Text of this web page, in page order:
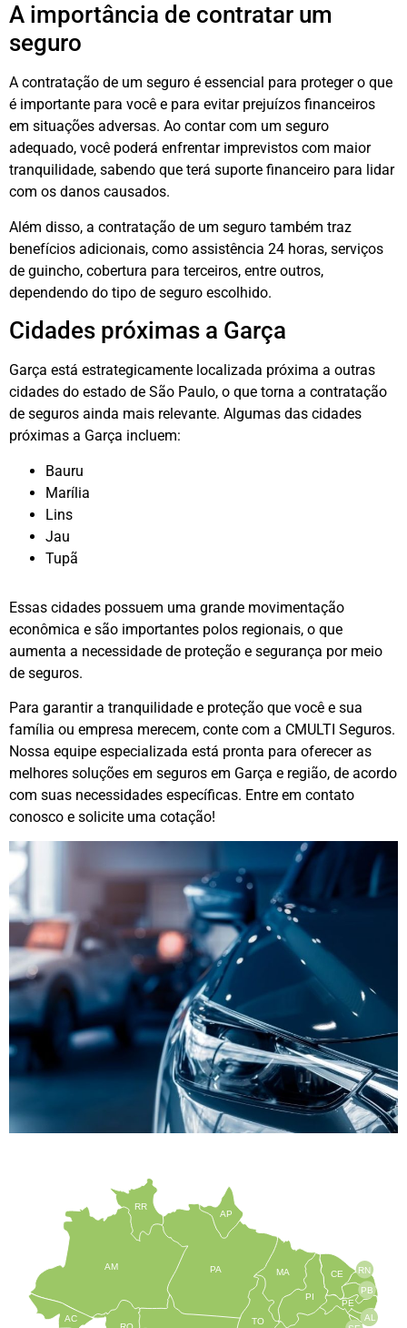
A importância de contratar um
seguro
A contratação de um seguro é essencial para proteger o que
é importante para você e para evitar prejuízos financeiros
em situações adversas. Ao contar com um seguro
adequado, você poderá enfrentar imprevistos com maior
tranquilidade, sabendo que terá suporte financeiro para lidar
com os danos causados.
Além disso, a contratação de um seguro também traz
benefícios adicionais, como assistência 24 horas, serviços
de guincho, cobertura para terceiros, entre outros,
dependendo do tipo de seguro escolhido.
Cidades próximas a Garça
Garça está estrategicamente localizada próxima a outras
cidades do estado de São Paulo, o que torna a contratação
de seguros ainda mais relevante. Algumas das cidades
próximas a Garça incluem:
Bauru
Marília
Lins
Jau
Tupã
Essas cidades possuem uma grande movimentação
econômica e são importantes polos regionais, o que
aumenta a necessidade de proteção e segurança por meio
de seguros.
Para garantir a tranquilidade e proteção que você e sua
família ou empresa merecem, conte com a CMULTI Seguros.
Nossa equipe especializada está pronta para oferecer as
melhores soluções em seguros em Garça e região, de acordo
com suas necessidades específicas. Entre em contato
conosco e solicite uma cotação!
TO
PE
AL
RN
CE
PI
MA
AP
PA
RR
AM
AC
PB